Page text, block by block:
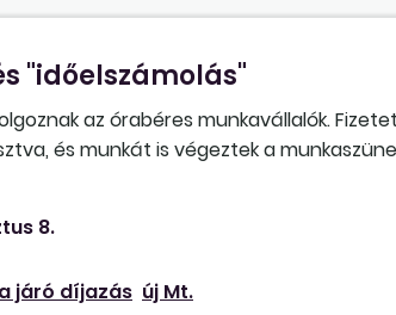
"időelszámolás"
az órabéres munkavállalók.
és munkát is végeztek a
meg, és ehhez képest számolom
az ünnepek miatt, mivel aznap
munkát aznap a munkavállaló?
8.
járó díjazás új Mt.